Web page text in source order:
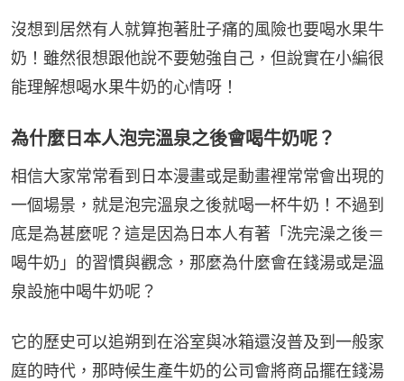
沒想到居然有人就算抱著肚子痛的風險也要喝水果牛
奶！雖然很想跟他說不要勉強自己，但說實在小編很
能理解想喝水果牛奶的心情呀！
為什麼日本人泡完溫泉之後會喝牛奶呢？
相信大家常常看到日本漫畫或是動畫裡常常會出現的
一個場景，就是泡完溫泉之後就喝一杯牛奶！不過到
底是為甚麼呢？這是因為日本人有著「洗完澡之後＝
喝牛奶」的習慣與觀念，那麼為什麼會在錢湯或是溫
泉設施中喝牛奶呢？
它的歷史可以追朔到在浴室與冰箱還沒普及到一般家
庭的時代，那時候生產牛奶的公司會將商品擺在錢湯